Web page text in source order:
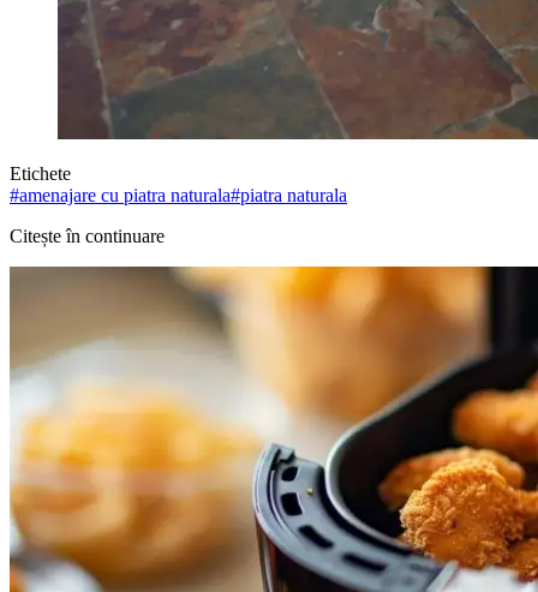
Etichete
#amenajare cu piatra naturala#piatra naturala
Citește în continuare